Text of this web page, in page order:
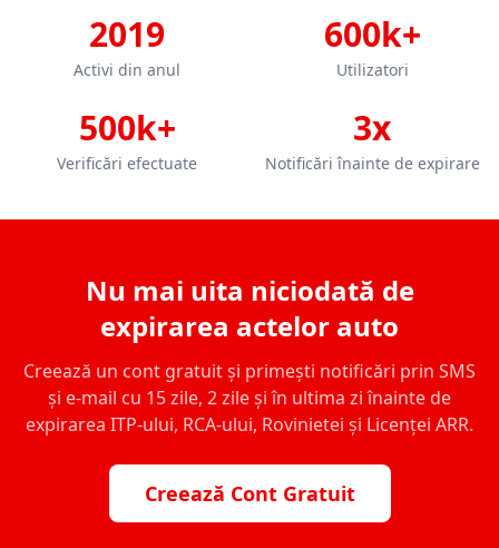
2019
Activi din anul
600k+
Utilizatori
500k+
Verificări efectuate
3x
Notificări înainte de expirare
Nu mai uita niciodată de
expirarea actelor auto
Creează un cont gratuit și primești notificări prin SMS
și e-mail cu 15 zile, 2 zile și în ultima zi înainte de
expirarea ITP-ului, RCA-ului, Rovinietei și Licenței ARR.
Creează Cont Gratuit